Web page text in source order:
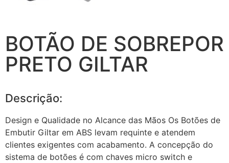
BOTÃO DE SOBREPOR
PRETO GILTAR
Descrição:
Design e Qualidade no Alcance das Mãos Os Botões de
Embutir Giltar em ABS levam requinte e atendem
clientes exigentes com acabamento. A concepção do
sistema de botões é com chaves micro switch e